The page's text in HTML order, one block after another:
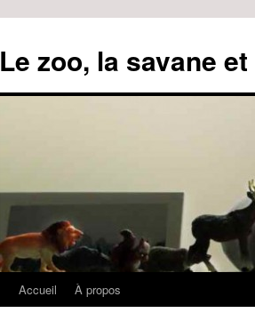
Le zoo, la savane
Aller
Accueil À propos